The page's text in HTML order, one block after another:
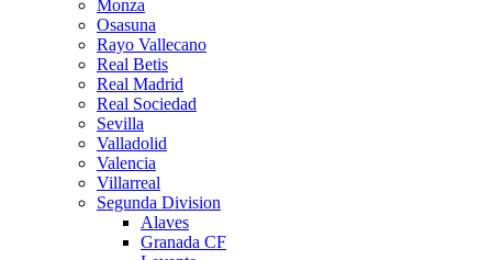
Monza
Osasuna
Rayo Vallecano
Real Betis
Real Madrid
Real Sociedad
Sevilla
Valladolid
Valencia
Villarreal
Segunda Division
Alaves
Granada CF